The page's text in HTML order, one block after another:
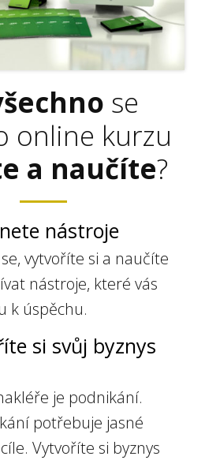
se
online kurzu
a naučíte?
nástroje
vytvoříte si a naučíte
nástroje, které vás
k úspěchu.
si svůj byznys
je podnikání.
potřebuje jasné
Vytvoříte si byznys